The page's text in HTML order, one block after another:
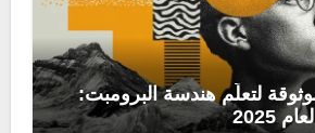
لتعلّم هندسة البرومبت:
2025